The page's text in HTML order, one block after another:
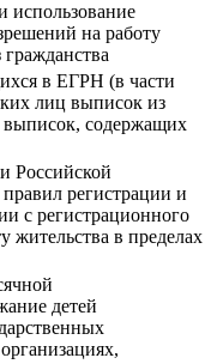
использование
на работу
в ЕГРН (в части
лиц выписок из
выписок, содержащих
Российской
регистрации и
с регистрационного
жительства в пределах
детей